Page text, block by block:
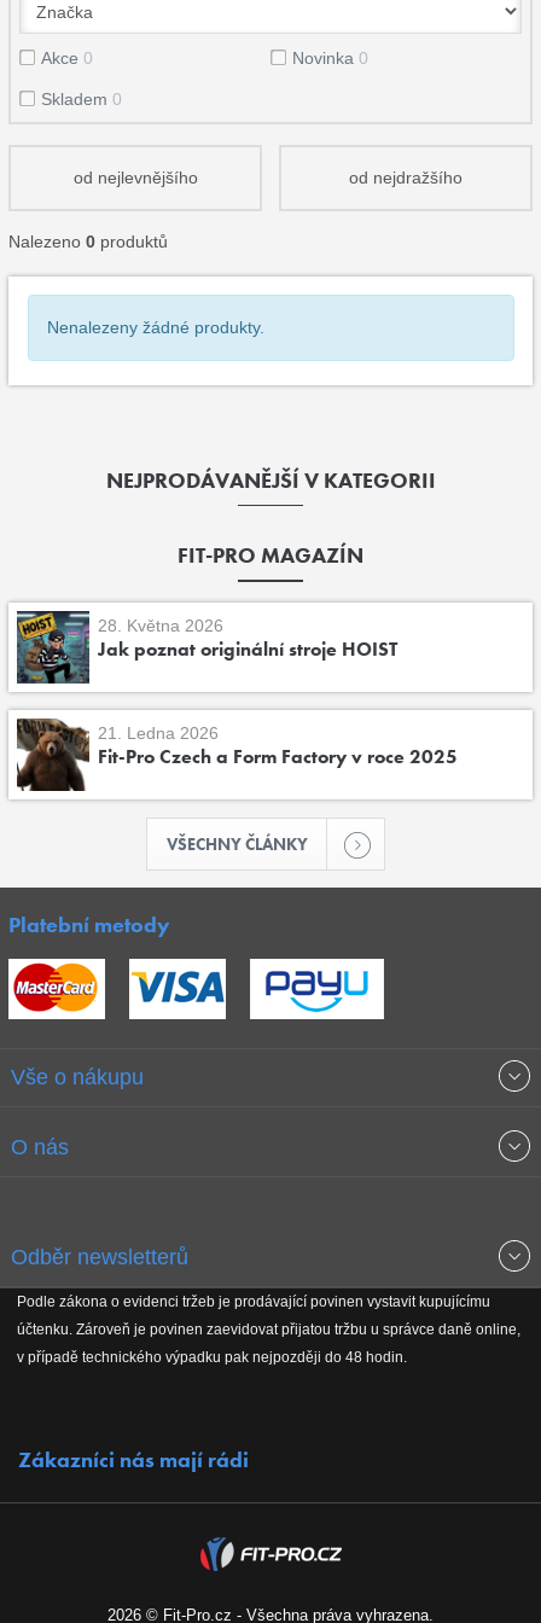
Akce 0 Novinka 0
Skladem 0
od nejlevnějšího od nejdražšího
Nalezeno 0 produktů
Nenalezeny žádné produkty.
NEJPRODÁVANĚJŠÍ V KATEGORII
FIT-PRO MAGAZÍN
28. Května 2026
Jak poznat originální stroje HOIST
21. Ledna 2026
Fit-Pro Czech a Form Factory v roce 2025
VŠECHNY ČLÁNKY
Platební metody
Vše o nákupu
Obchodní podmínky
Reklamační řád
O nás
Koho podporujeme
Odběr newsletterů
Podle zákona o evidenci tržeb je prodávající povinen vystavit kupujícímu
účtenku. Zároveň je povinen zaevidovat přijatou tržbu u správce daně online,
v případě technického výpadku pak nejpozději do 48 hodin.
Zákazníci nás mají rádi
2026 © Fit-Pro.cz - Všechna práva vyhrazena.